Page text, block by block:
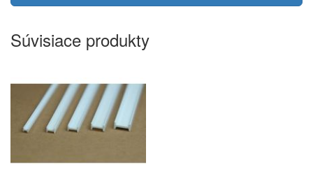
Súvisiace produkty